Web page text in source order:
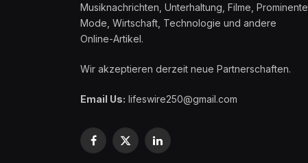
Musiknachrichten, Unterhaltung, Filme, Prominente,
Mode, Wirtschaft, Technologie und andere
Online-Artikel.
Wir akzeptieren derzeit neue Partnerschaften.
Email Us: lifeswire250@gmail.com
Facebook
X
LinkedIn